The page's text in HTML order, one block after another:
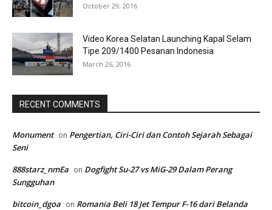
October 29, 2016
Video Korea Selatan Launching Kapal Selam
Tipe 209/1400 Pesanan Indonesia
March 26, 2016
RECENT COMMENTS
Monument on Pengertian, Ciri-Ciri dan Contoh Sejarah Sebagai
Seni
888starz_nmEa on Dogfight Su-27 vs MiG-29 Dalam Perang
Sungguhan
bitcoin_dgoa on Romania Beli 18 Jet Tempur F-16 dari Belanda